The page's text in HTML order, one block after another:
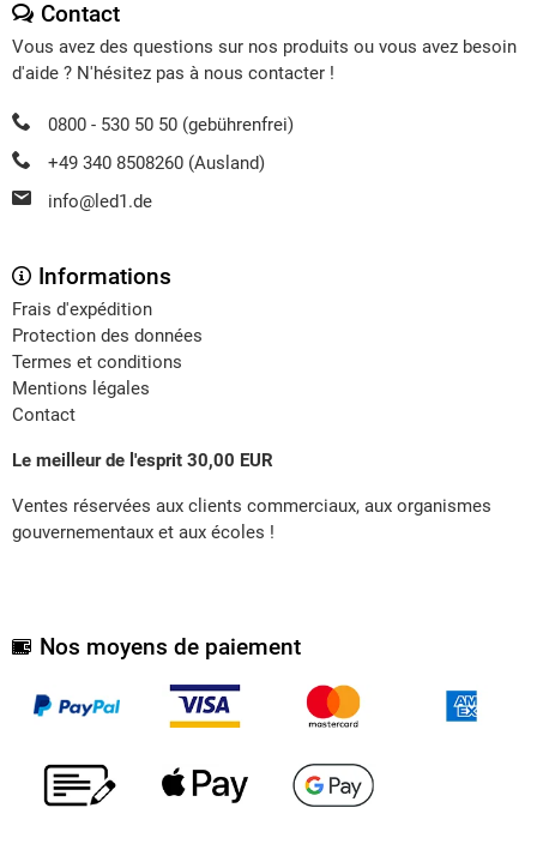
Contact
Vous avez des questions sur nos produits ou vous avez besoin
d'aide ? N'hésitez pas à nous contacter !
0800 - 530 50 50 (gebührenfrei)
+49 340 8508260 (Ausland)
info@led1.de
Informations
Frais d'expédition
Protection des données
Termes et conditions
Mentions légales
Contact
Le meilleur de l'esprit 30,00 EUR
Ventes réservées aux clients commerciaux, aux organismes
gouvernementaux et aux écoles !
Nos moyens de paiement